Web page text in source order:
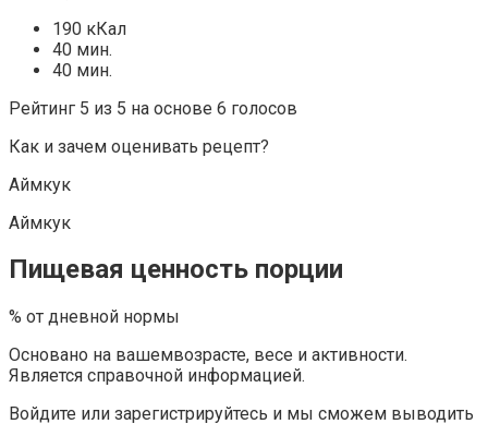
190 кКал
40 мин.
40 мин.
Рейтинг 5 из 5 на основе 6 голосов
Как и зачем оценивать рецепт?
Аймкук
Аймкук
Пищевая ценность порции
% от дневной нормы
Основано на вашемвозрасте, весе и активности.
Является справочной информацией.
Войдите или зарегистрируйтесь и мы сможем выводить